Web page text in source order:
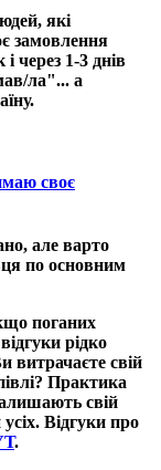
які
замовлення
через 1-3 днів
ла"... а
своє
але варто
по основним
поганих
рідко
витрачаєте свій
Практика
свій
Відгуки про
.